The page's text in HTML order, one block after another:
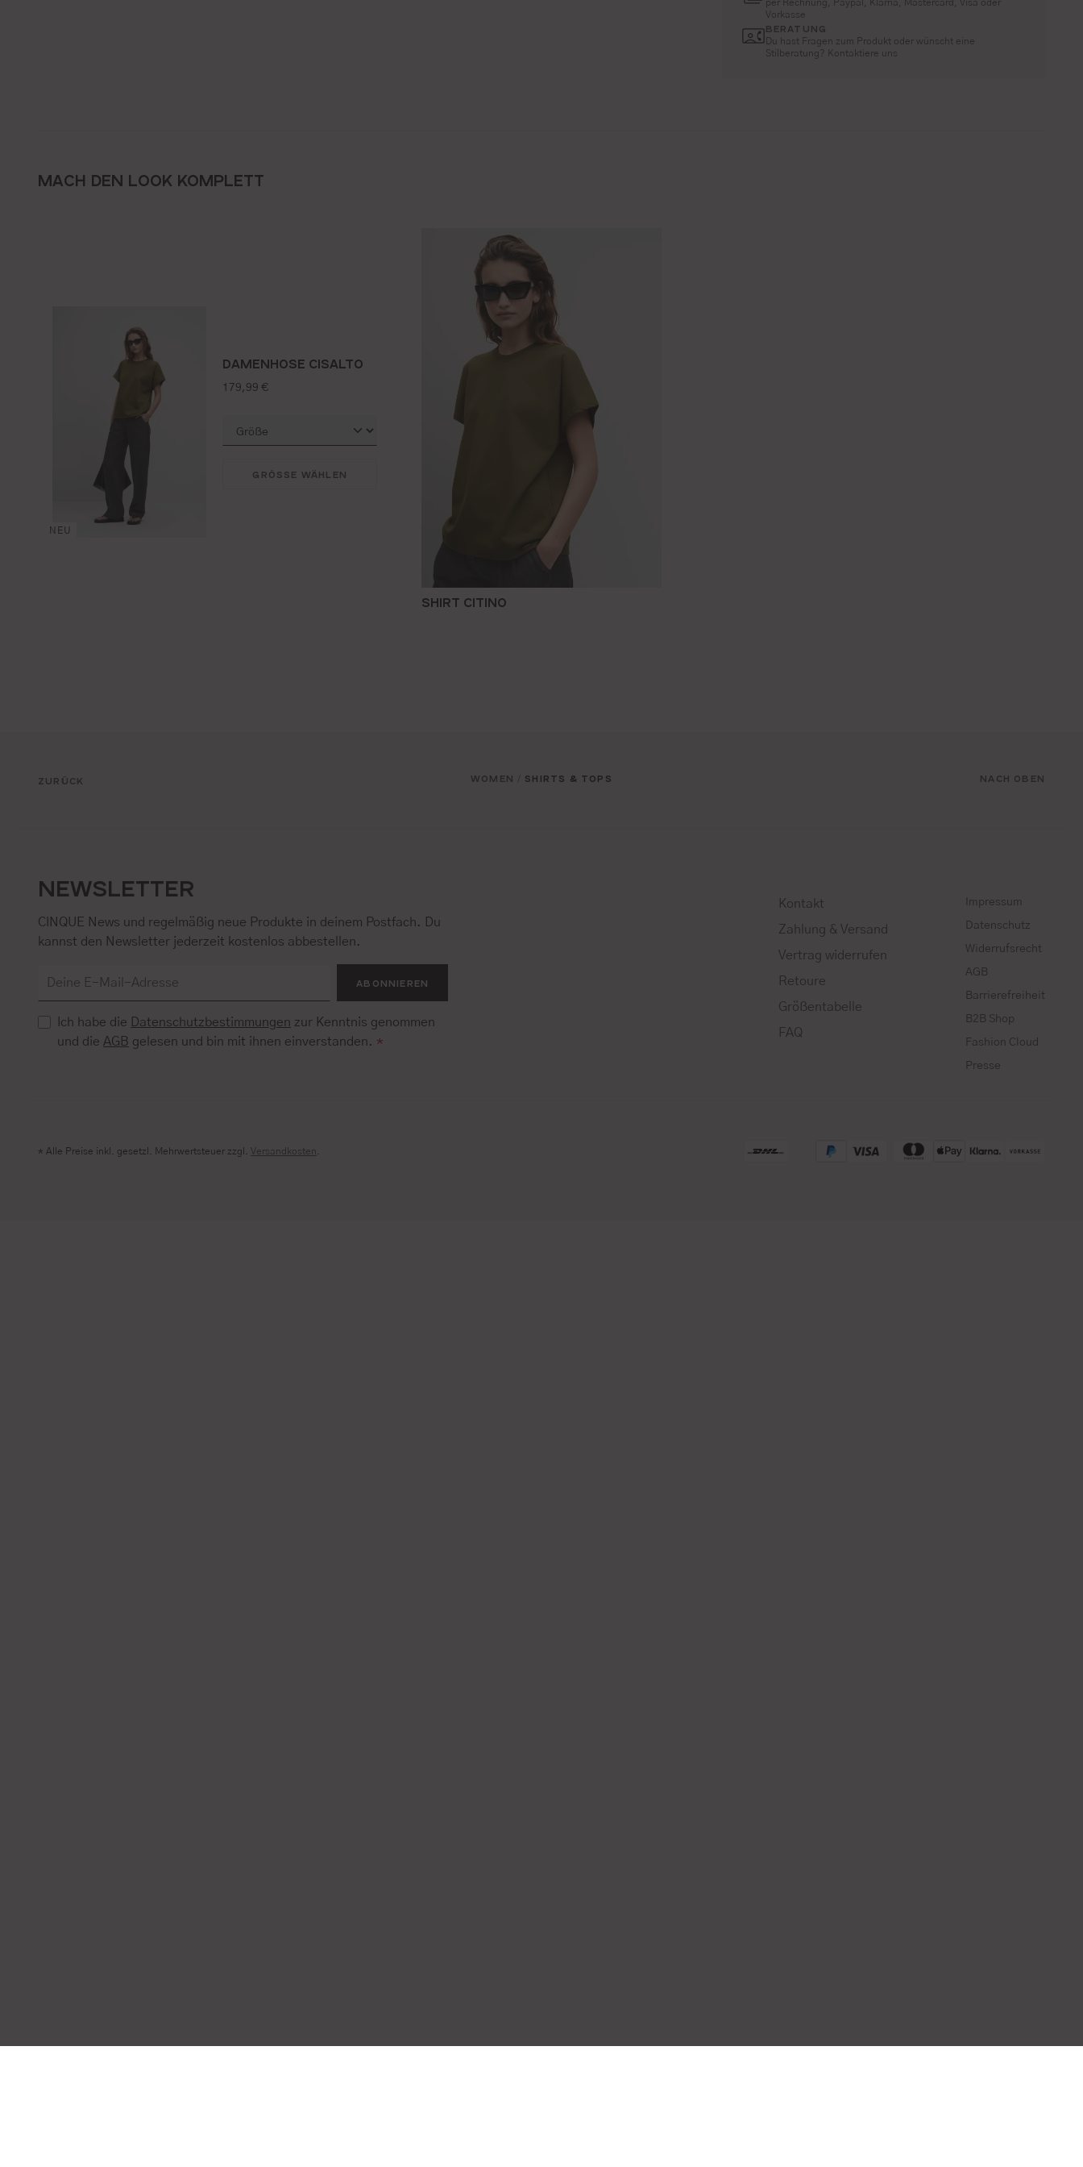
per Rechnung, Paypal, Klarna, Mastercard, Visa oder
Vorkasse
BERATUNG
Du hast Fragen zum Produkt oder wünscht eine
Stilberatung? Kontaktiere uns
MACH DEN LOOK KOMPLETT
SHIRT CITINO
NEU
DAMENHOSE CISALTO
regulärer preis:
179,99 €
GRÖSSE WÄHLEN
ZURÜCK WOMEN SHIRTS & TOPS NACH OBEN
NEWSLETTER
CINQUE News und regelmäßig neue Produkte in deinem Postfach. Du
kannst den Newsletter jederzeit kostenlos abbestellen.
ABONNIEREN
Ich habe die Datenschutzbestimmungen zur Kenntnis genommen
und dieAGB gelesen und bin mit ihnen einverstanden. *
Kontakt
Zahlung & Versand
Vertrag widerrufen
Retoure
Größentabelle
FAQ
Impressum
Datenschutz
Widerrufsrecht
AGB
Barrierefreiheit
B2B Shop
Fashion Cloud
Presse
* Alle Preise inkl. gesetzl. Mehrwertsteuer zzgl. Versandkosten.